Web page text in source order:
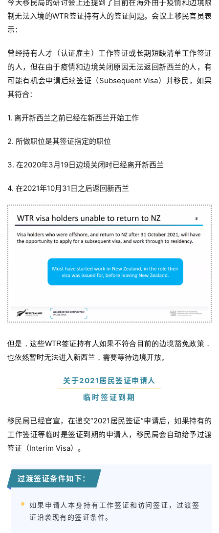
系
我
们
投
移
民
聚
工
签
今天移民局的研讨会上还提到了目前在海外由于疫情和边境限
制无法入境的WTR签证持有人的签证问题。会议上移民官员表
示：
曾经持有人才（认证雇主）工作签证或长期短缺清单工作签证
的人，但在由于疫情和边境关闭原因无法返回新西兰的人，有
可能有机会申请后续签证（Subsequent Visa）并移民，如果
其符合：
1. 离开新西兰之前已经在新西兰开始工作
2. 所做职位是其签证指定的职位
3. 在2020年3月19日边境关闭时已经离开新西兰
4. 在2021年10月31日之后返回新西兰
但是，这些WTR签证持有人如果不符合目前的边境豁免政策，
也依然暂时无法进入新西兰，需要等待边境开放。
关于2021居民签证申请人
临时签证到期
移民局已经官宣，在递交“2021居民签证”申请后，如果持有的
工作签证等临时是签证到期的申请人，移民局会自动给予过渡
签证 （Interim Visa）。
过渡签证条件如下：
如果申请人本身持有工作签证和访问签证，过渡签
证沿袭现有的签证条件。